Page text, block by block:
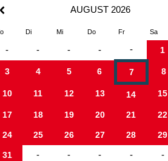
AUGUST 2026
Di Mi Do Fr Sa
- - - - - 1
3 4 5 6 7 8
10 11 12 13 14 15
17 18 19 20 21 22
24 25 26 27 28 29
31 - - - - -